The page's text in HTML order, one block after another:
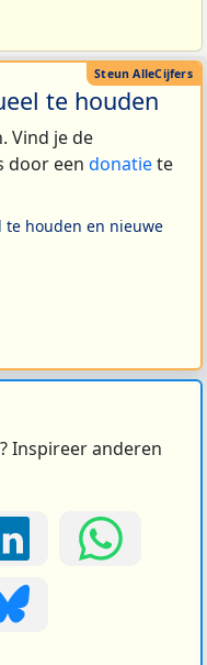
te houden
Vind je de
door een donatiete
te houden en nieuwe
Inspireer anderen